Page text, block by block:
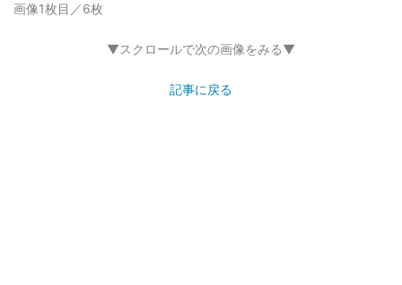
画像1枚目／6枚
▼スクロールで次の画像をみる▼
記事に戻る